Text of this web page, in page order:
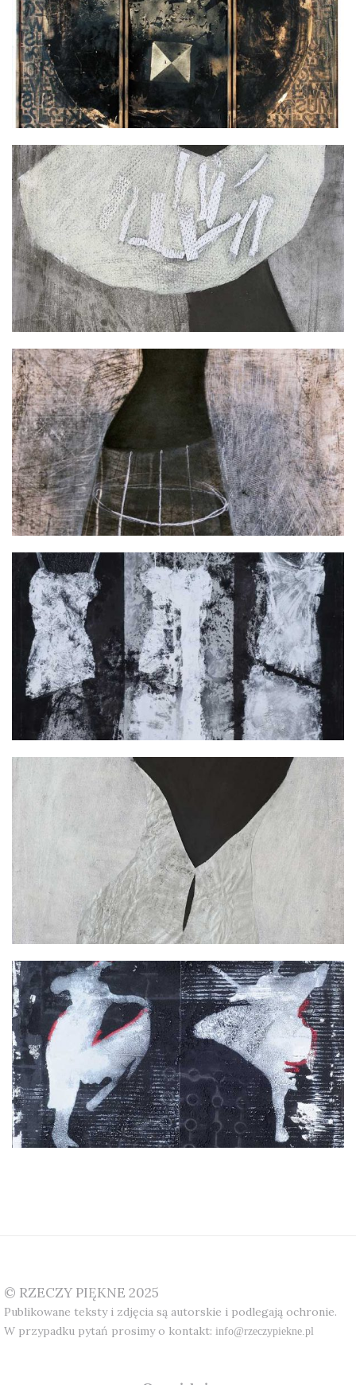
© RZECZY PIĘKNE 2025
Publikowane teksty i zdjęcia są autorskie i podlegają ochronie.
W przypadku pytań prosimy o kontakt: info@rzeczypiekne.pl